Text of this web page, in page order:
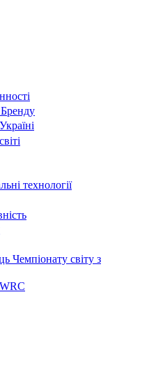
технології
Чемпіонату світу з